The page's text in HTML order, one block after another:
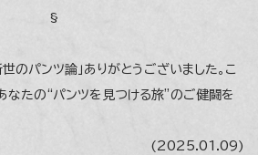
§
のパンツ論」ありがとうございました。こ
なたの“パンツを見つける旅”のご健闘を
(2025.01.09)